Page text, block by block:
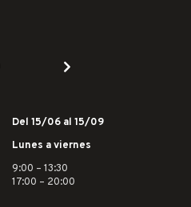
Del 15/06 al 15/09
Lunes a viernes
9:00 – 13:30
17:00 – 20:00